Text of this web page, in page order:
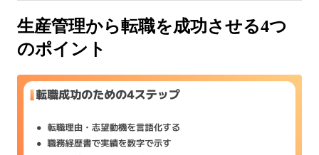
生産管理から転職を成功させる4つ
のポイント